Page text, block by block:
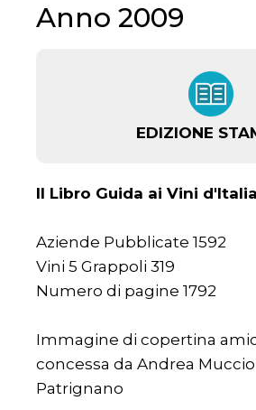
Anno 2009
EDIZIONE
Il Libro Guida ai Vini d'Italia
Aziende Pubblicate 1592
Vini 5 Grappoli 319
Numero di pagine 1792
Immagine di copertina
concessa da Andrea
Patrignano